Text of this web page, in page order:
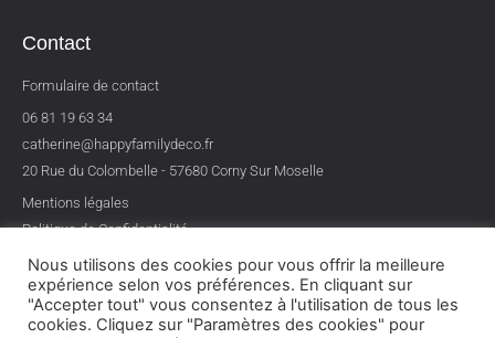
Contact
Formulaire de contact
06 81 19 63 34
catherine@happyfamilydeco.fr
20 Rue du Colombelle - 57680 Corny Sur Moselle
Mentions légales
Politique de Confidentialité
Nous utilisons des cookies pour vous offrir la meilleure
expérience selon vos préférences. En cliquant sur
"Accepter tout" vous consentez à l'utilisation de tous les
cookies. Cliquez sur "Paramètres des cookies" pour